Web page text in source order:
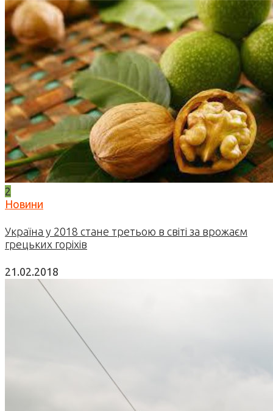
2
Новини
Україна у 2018 стане третьою в світі за врожаєм
грецьких горіхів
21.02.2018